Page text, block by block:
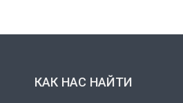
КАК НАС НАЙТИ